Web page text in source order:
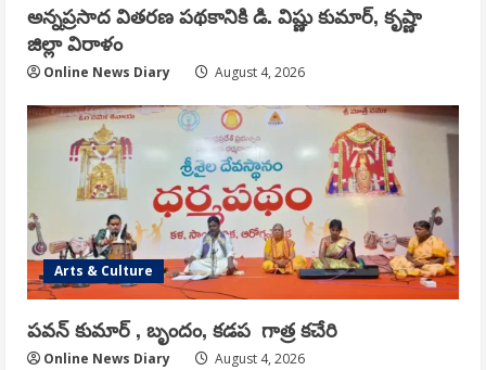
అన్నప్రసాద వితరణ పథకానికి డి. విష్ణు కుమార్, కృష్ణా
జిల్లా విరాళం
Online News Diary August 4, 2026
Arts & Culture
పవన్ కుమార్ , బృందం, కడప గాత్ర కచేరి
Online News Diary August 4, 2026